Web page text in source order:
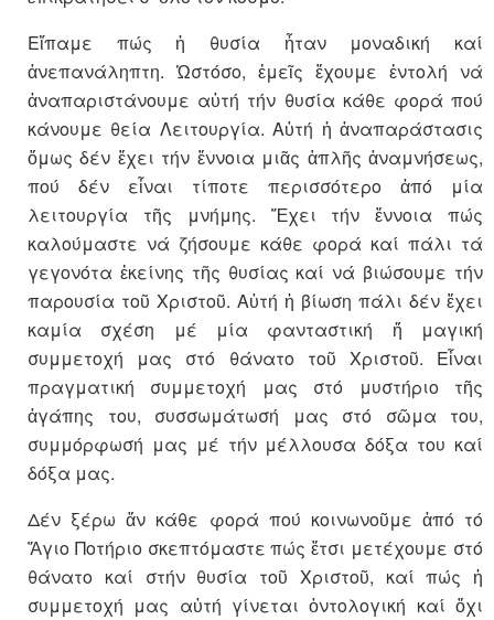
Εἴπαμε πώς ἡ θυσία ἦταν μοναδική καί
ἀνεπανάληπτη. Ὡστόσο, ἐμεῖς ἔχουμε ἐντολή νά
ἀναπαριστάνουμε αὐτή τήν θυσία κάθε φορά πού
κάνουμε θεία Λειτουργία. Αὐτή ἡ ἀναπαράστασις
ὅμως δέν ἔχει τήν ἔννοια μιᾶς ἁπλῆς ἀναμνήσεως,
πού δέν εἶναι τίποτε περισσότερο ἀπό μία
λειτουργία τῆς μνήμης. Ἔχει τήν ἔννοια πώς
καλούμαστε νά ζήσουμε κάθε φορά καί πάλι τά
γεγονότα ἐκείνης τῆς θυσίας καί νά βιώσουμε τήν
παρουσία τοῦ Χριστοῦ. Αὐτή ἡ βίωση πάλι δέν ἔχει
καμία σχέση μέ μία φανταστική ἤ μαγική
συμμετοχή μας στό θάνατο τοῦ Χριστοῦ. Εἶναι
πραγματική συμμετοχή μας στό μυστήριο τῆς
ἀγάπης του, συσσωμάτωσή μας στό σῶμα του,
συμμόρφωσή μας μέ τήν μέλλουσα δόξα του καί
δόξα μας.
Δέν ξέρω ἄν κάθε φορά πού κοινωνοῦμε ἀπό τό
Ἅγιο Ποτήριο σκεπτόμαστε πώς ἔτσι μετέχουμε στό
θάνατο καί στήν θυσία τοῦ Χριστοῦ, καί πώς ἡ
συμμετοχή μας αὐτή γίνεται ὀντολογική καί ὄχι